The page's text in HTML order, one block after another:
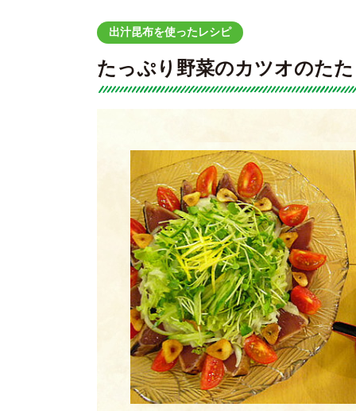
出汁昆布を使ったレシピ
たっぷり野菜のカツオのた